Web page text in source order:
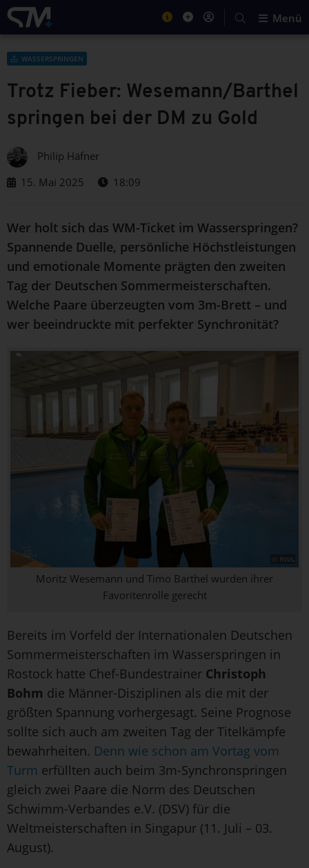
Menü
WASSERSPRINGEN
Trotz Fieber: Wesemann/Barthel
springen bei der DM zu Gold
Philip Häfner
15. Mai 2025
18:09
Wer holt sich das WM-Ticket im Wasserspringen?
Spannende Duelle, persönliche Höchstleistungen
und emotionale Momente prägten den zweiten
Tag der Deutschen Sommermeisterschaften.
Welche Paare überzeugten vom 3m-Brett – und
wer beeindruckte mit perfekter Synchronität?
© RW&
Moritz Wesemann und Timo Barthel wurden ihrer
Favoritenrolle gerecht
Bereits im Vorfeld der Internationalen Deutschen
Sommermeisterschaften im Wasserspringen in
Rostock hatte Chef-Bundestrainer Christoph
Bohm die Männer-Disziplinen als die mit der
größten Spannung vorhergesagt. Seine Prognose
sollte sich auch am zweiten Tag der Titelkämpfe
bewahrheiten. Denn wie schon am Vortag vom
Turm erfüllten auch beim 3m-Synchronspringen
gleich zwei Paare die Norm des Deutschen
Schwimm-Verbandes e.V. (DSV) für die
Weltmeisterschaften in Singapur (11. Juli – 03.
August).